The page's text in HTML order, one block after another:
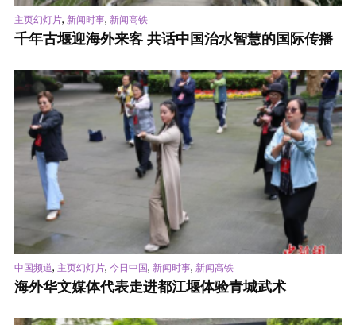
主页幻灯片, 新闻时事, 新闻高铁
千年古堰迎海外来客 共话中国治水智慧的国际传播
中国频道, 主页幻灯片, 今日中国, 新闻时事, 新闻高铁
海外华文媒体代表走进都江堰体验青城武术